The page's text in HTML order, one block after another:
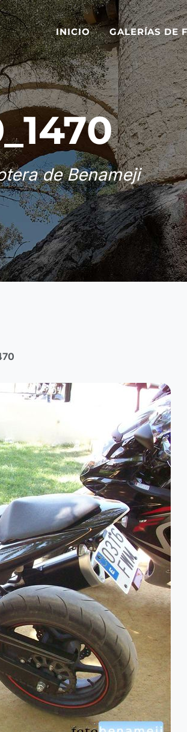
INICIO GALERÍAS DE
de Benameji